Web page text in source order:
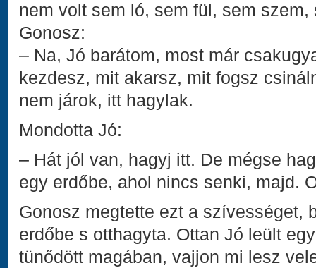
nem volt sem ló, sem fül, sem
Gonosz:
– Na, Jó barátom, most már
kezdesz, mit akarsz, mit fogsz
nem járok, itt hagylak.
Mondotta Jó:
– Hát jól van, hagyj itt. De mégse
egy erdőbe, ahol nincs senki, majd.
Gonosz megtette ezt a szívességet,
erdőbe s otthagyta. Ottan Jó leült
tünődött magában, vajjon mi lesz